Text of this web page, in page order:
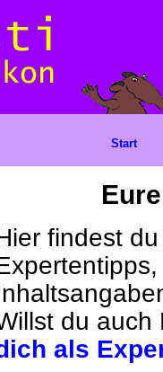
findest
du
als
Start